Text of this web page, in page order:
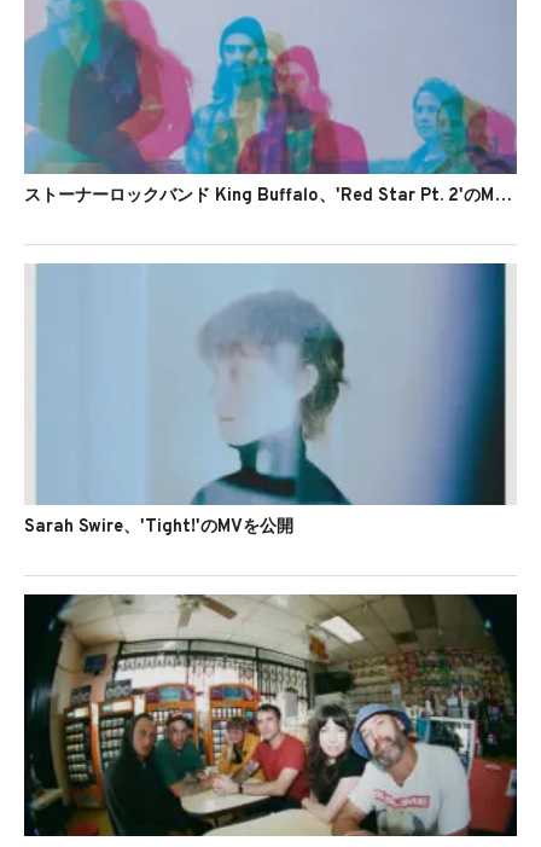
ストーナーロックバンド King Buffalo、'Red Star Pt. 2'のMVを公開
Sarah Swire、'Tight!'のMVを公開